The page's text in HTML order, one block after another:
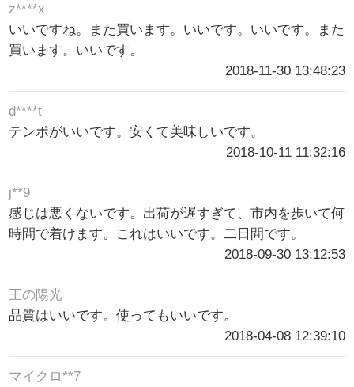
z****x
いいですね。また買います。いいです。いいです。また
買います。いいです。
2018-11-30 13:48:23
d****t
テンポがいいです。安くて美味しいです。
2018-10-11 11:32:16
j**9
感じは悪くないです。出荷が遅すぎて、市内を歩いて何
時間で着けます。これはいいです。二日間です。
2018-09-30 13:12:53
王の陽光
品質はいいです。使ってもいいです。
2018-04-08 12:39:10
マイクロ**7